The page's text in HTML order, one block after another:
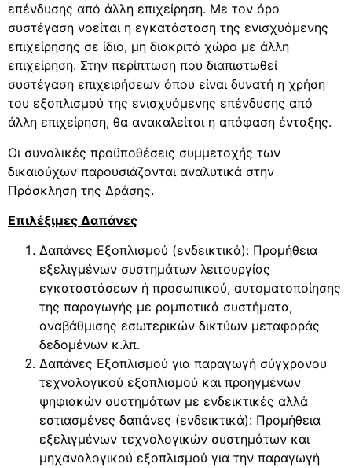
επένδυσης από άλλη επιχείρηση. Με τον όρο
συστέγαση νοείται η εγκατάσταση της ενισχυόμενης
επιχείρησης σε ίδιο, μη διακριτό χώρο με άλλη
επιχείρηση. Στην περίπτωση που διαπιστωθεί
συστέγαση επιχειρήσεων όπου είναι δυνατή η χρήση
του εξοπλισμού της ενισχυόμενης επένδυσης από
άλλη επιχείρηση, θα ανακαλείται η απόφαση ένταξης.
Οι συνολικές προϋποθέσεις συμμετοχής των
δικαιούχων παρουσιάζονται αναλυτικά στην
Πρόσκληση της Δράσης.
Επιλέξιμες Δαπάνες
Δαπάνες Εξοπλισμού (ενδεικτικά): Προμήθεια
εξελιγμένων συστημάτων λειτουργίας
εγκαταστάσεων ή προσωπικού, αυτοματοποίησης
της παραγωγής με ρομποτικά συστήματα,
αναβάθμισης εσωτερικών δικτύων μεταφοράς
δεδομένων κ.λπ.
Δαπάνες Εξοπλισμού για παραγωγή σύγχρονου
τεχνολογικού εξοπλισμού και προηγμένων
ψηφιακών συστημάτων με ενδεικτικές αλλά
εστιασμένες δαπάνες (ενδεικτικά): Προμήθεια
εξελιγμένων τεχνολογικών συστημάτων και
μηχανολογικού εξοπλισμού για την παραγωγή